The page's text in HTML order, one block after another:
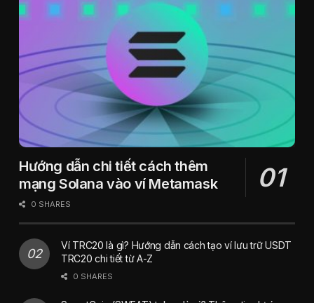
Hướng dẫn chi tiết cách thêm
mạng Solana vào ví Metamask
0 SHARES
Ví TRC20 là gì? Hướng dẫn cách tạo ví lưu trữ USDT
TRC20 chi tiết từ A-Z
0 SHARES